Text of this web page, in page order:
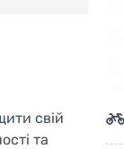
свій
та